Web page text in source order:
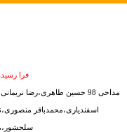
فرا
مداحی 98 حسین طاهری،رضا
اسفندیاری،محمدباقر